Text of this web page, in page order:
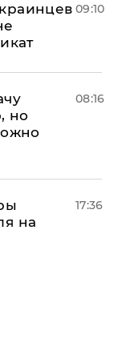
09:10
но
08:16
на
17:36